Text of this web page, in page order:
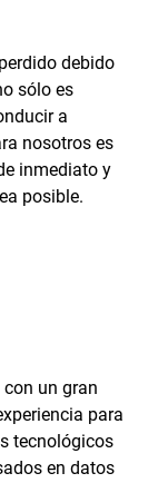
debido
sólo es
a
nosotros es
inmediato y
posible.
un gran
para
tecnológicos
en datos